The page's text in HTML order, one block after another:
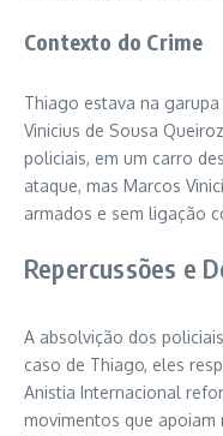
Contexto do Crime
Thiago estava na
Vinicius de Sousa
policiais, em um carro
ataque, mas Marcos
armados e sem ligação
Repercussões e
A absolvição dos
caso de Thiago, eles
Anistia Internacional
movimentos que apoiam